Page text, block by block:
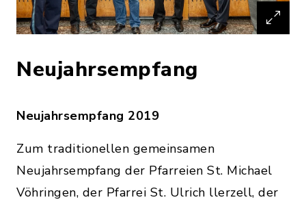
Neujahrsempfang
Neujahrsempfang 2019
Zum traditionellen gemeinsamen
Neujahrsempfang der Pfarreien St. Michael
Vöhringen, der Pfarrei St. Ulrich llerzell, der